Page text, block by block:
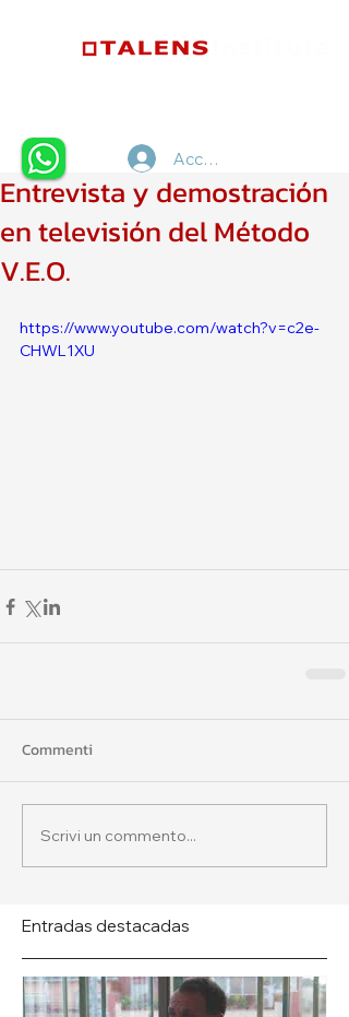
Accedi
Entrevista y demostración
en televisión del Método
V.E.O.
https://www.youtube.com/watch?v=c2e-
CHWL1XU
Commenti
Scrivi un commento...
Entradas destacadas